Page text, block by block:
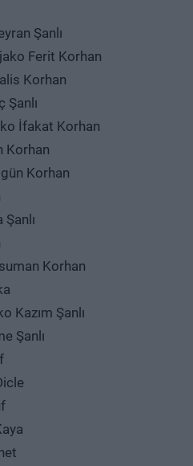
Şanlı
jako Ferit Korhan
Korhan
Şanlı
İfakat Korhan
Korhan
Korhan
Şanlı
Korhan
Kazım Şanlı
Şanlı